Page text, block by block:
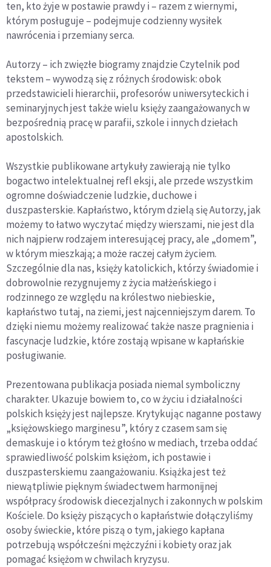
ten, kto żyje w postawie prawdy i – razem z wiernymi,
którym posługuje – podejmuje codzienny wysiłek
nawrócenia i przemiany serca.
Autorzy – ich zwięzłe biogramy znajdzie Czytelnik pod
tekstem – wywodzą się z różnych środowisk: obok
przedstawicieli hierarchii, profesorów uniwersyteckich i
seminaryjnych jest także wielu księży zaangażowanych w
bezpośrednią pracę w parafii, szkole i innych dziełach
apostolskich.
Wszystkie publikowane artykuły zawierają nie tylko
bogactwo intelek­tualnej refl eksji, ale przede wszystkim
ogromne doświadczenie ludzkie, du­chowe i
duszpasterskie. Kapłaństwo, którym dzielą się Autorzy, jak
może­my to łatwo wyczytać między wierszami, nie jest dla
nich najpierw rodza­jem interesującej pracy, ale „domem”,
w którym mieszkają; a może raczej całym życiem.
Szczególnie dla nas, księży katolickich, którzy świadomie i
dobrowolnie rezygnujemy z życia małżeńskiego i
rodzinnego ze względu na królestwo niebieskie,
kapłaństwo tutaj, na ziemi, jest najcenniejszym darem. To
dzięki niemu możemy realizować także nasze pragnienia i
fascy­nacje ludzkie, które zostają wpisane w kapłańskie
posługiwanie.
Prezentowana publikacja posiada niemal symboliczny
charakter. Uka­zuje bowiem to, co w życiu i działalności
polskich księży jest najlepsze. Krytykując naganne postawy
„księżowskiego marginesu”, który z czasem sam się
demaskuje i o którym też głośno w mediach, trzeba oddać
sprawiedliwość polskim księżom, ich postawie i
duszpasterskiemu zaangażowaniu. Książka jest też
niewątpliwie pięknym świadectwem harmonijnej
współpracy środowisk diecezjalnych i zakonnych w polskim
Kościele. Do księży piszących o kapłaństwie dołączyliśmy
osoby świeckie, które piszą o tym, jakiego kapłana
potrzebują współcześni mężczyźni i kobiety oraz jak
pomagać księżom w chwilach kryzysu.